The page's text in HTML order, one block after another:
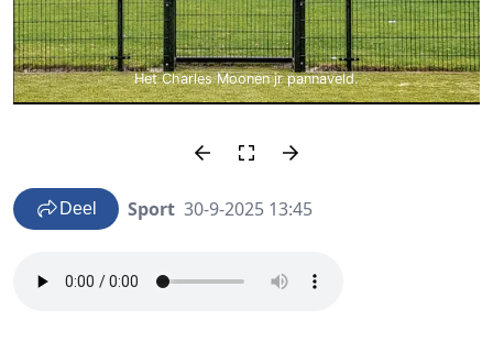
Het Charles Moonen jr pannaveld.
Deel Sport 30-9-2025 13:45